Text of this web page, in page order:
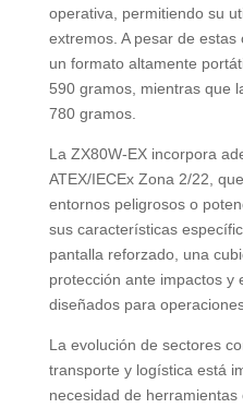
operativa, permitiendo su
extremos. A pesar de
un formato altamente
590 gramos, mientras que
780 gramos.
La ZX80W-EX incorpora
ATEX/IECEx Zona 2/22,
entornos peligrosos o
sus características
pantalla reforzado, una
protección ante impactos y
diseñados para
La evolución de sectores
transporte y logística está
necesidad de